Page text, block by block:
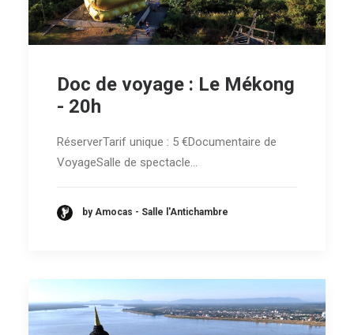
Billetterie
Doc de voyage : Le Mékong
- 20h
RéserverTarif unique : 5 €Documentaire de
VoyageSalle de spectacle…
by Amocas - Salle l'Antichambre